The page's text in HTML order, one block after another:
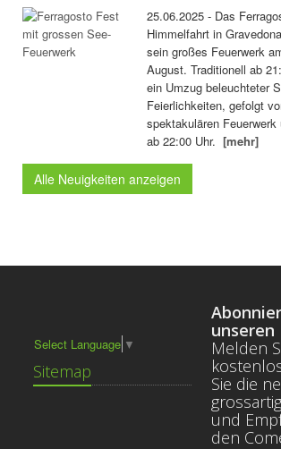
25.06.2025 - Das
Himmelfahrt in
sein großes Feuerwerk
August. Traditionell ab
ein Umzug beleuchteter
Feierlichkeiten, gefolgt
spektakulären
ab 22:00 Uhr.[mehr]
Alle Neuigkeiten anzeigen
Select Language ▼
Sitemap
Melden
Sie die
und
den